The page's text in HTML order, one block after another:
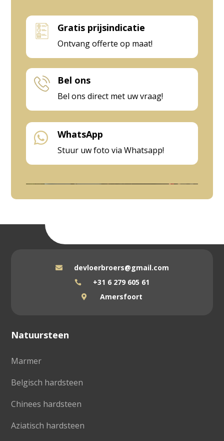
Gratis prijsindicatie
Ontvang offerte op maat!
Bel ons
Bel ons direct met uw vraag!
 WhatsApp
Stuur uw foto via Whatsapp!
 devloerbroers@gmail.com
 +31 6 279 605 61
 Amersfoort
Natuursteen
Marmer
Belgisch hardsteen
Chinees hardsteen
Aziatisch hardsteen